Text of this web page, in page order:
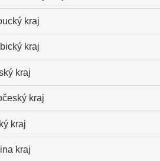
kraj
kraj
kraj
kraj
kraj
kraj